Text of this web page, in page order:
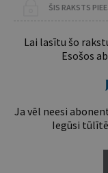
ŠIS RAKSTS
Lai lasītu šo
Esošos
Ja vēl neesi
Iegūsi